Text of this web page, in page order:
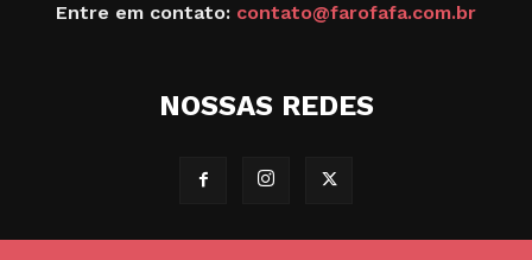
Entre em contato: contato@farofafa.com.br
NOSSAS REDES